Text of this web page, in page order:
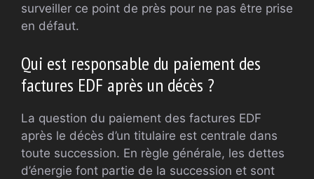
surveiller ce point de près pour ne pas être prise
en défaut.
Qui est responsable du paiement des
factures EDF après un décès ?
La question du paiement des factures EDF
après le décès d’un titulaire est centrale dans
toute succession. En règle générale, les dettes
d’énergie font partie de la succession et sont